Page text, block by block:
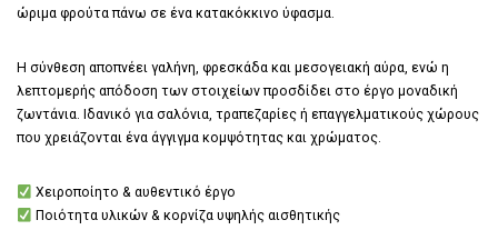
ώριμα φρούτα πάνω σε ένα κατακόκκινο ύφασμα.
Η σύνθεση αποπνέει γαλήνη, φρεσκάδα και μεσογειακή αύρα, ενώ η
λεπτομερής απόδοση των στοιχείων προσδίδει στο έργο μοναδική
ζωντάνια. Ιδανικό για σαλόνια, τραπεζαρίες ή επαγγελματικούς χώρους
που χρειάζονται ένα άγγιγμα κομψότητας και χρώματος.
Χειροποίητο & αυθεντικό έργο
Ποιότητα υλικών & κορνίζα υψηλής αισθητικής